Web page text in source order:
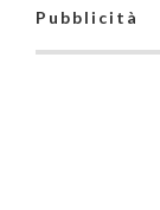
Pubblicità